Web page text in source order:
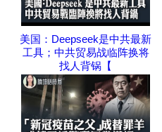
美国：Deepseek是中共最新
工具；中共贸易战临阵换将
找人背锅【